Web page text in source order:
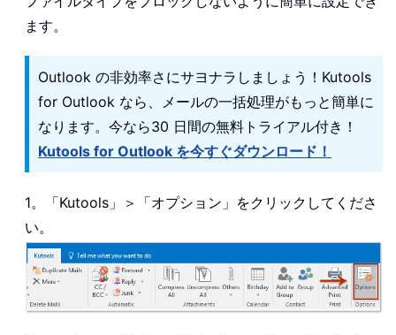
ます。
Outlook の非効率さにサヨナラしましょう！Kutools
for Outlook なら、メールの一括処理がもっと簡単に
なります。今なら30 日間の無料トライアル付き！
Kutools for Outlook を今すぐダウンロード！
1。「Kutools」＞「オプション」をクリックしてくださ
い。